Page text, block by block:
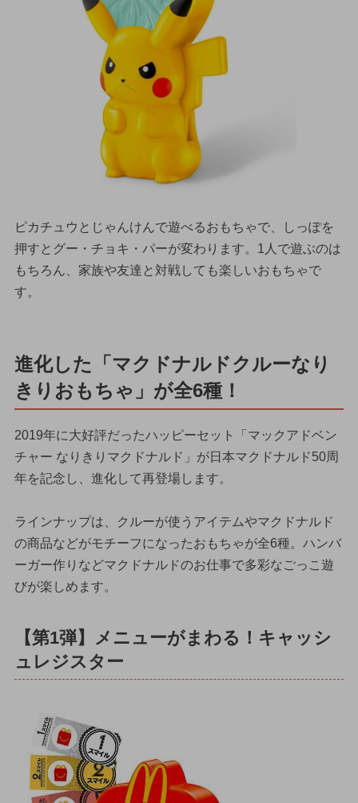
ピカチュウとじゃんけんで遊べるおもちゃで、しっぽを
押すとグー・チョキ・パーが変わります。1人で遊ぶのは
もちろん、家族や友達と対戦しても楽しいおもちゃで
す。
進化した「マクドナルドクルーなり
きりおもちゃ」が全6種！
2019年に大好評だったハッピーセット「マックアドベン
チャー なりきりマクドナルド」が日本マクドナルド50周
年を記念し、進化して再登場します。
ラインナップは、クルーが使うアイテムやマクドナルド
の商品などがモチーフになったおもちゃが全6種。ハンバ
ーガー作りなどマクドナルドのお仕事で多彩なごっこ遊
びが楽しめます。
【第1弾】メニューがまわる！キャッシ
ュレジスター